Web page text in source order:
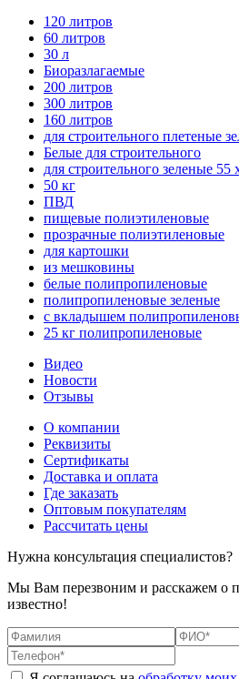
120 литров
60 литров
30 л
Биоразлагаемые
200 литров
300 литров
160 литров
для строительного плетеные
Белые для строительного
для строительного зеленые 55
50 кг
ПВД
пищевые полиэтиленовые
прозрачные полиэтиленовые
для картошки
из мешковины
белые полипропиленовые
полипропиленовые зеленые
с вкладышем
25 кг полипропиленовые
Видео
Новости
Отзывы
О компании
Реквизиты
Сертификаты
Доставка и оплата
Где заказать
Оптовым покупателям
Рассчитать цены
Нужна консультация специалистов?
Мы Вам перезвоним и расскажем о
известно!